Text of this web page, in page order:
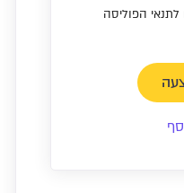
הפוליסה